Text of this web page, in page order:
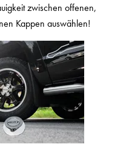
zwischen offenen,
Kappen auswählen!